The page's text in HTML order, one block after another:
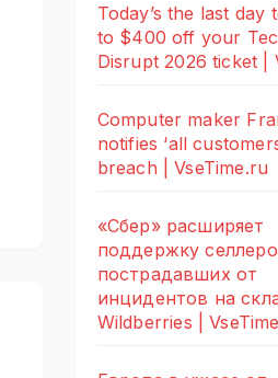
Today’s the last day
to $400 off your
Disrupt 2026 ticket |
Computer maker
notifies ‘all
breach | VseTime.ru
«Сбер» расширяет
поддержку
пострадавших от
инцидентов на
Wildberries |